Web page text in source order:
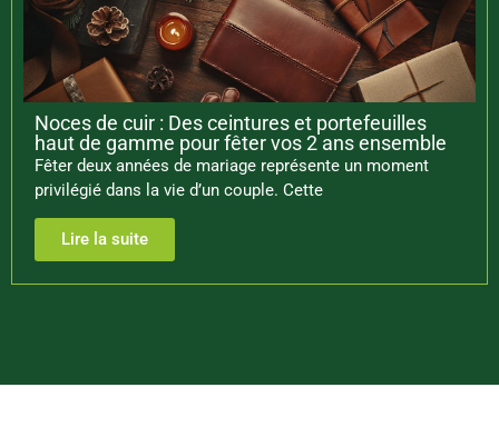
Noces de cuir : Des ceintures et portefeuilles
haut de gamme pour fêter vos 2 ans ensemble
Fêter deux années de mariage représente un moment
privilégié dans la vie d’un couple. Cette
Lire la suite